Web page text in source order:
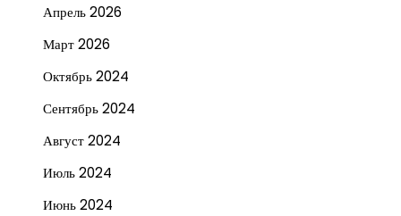
Апрель 2026
Март 2026
Октябрь 2024
Сентябрь 2024
Август 2024
Июль 2024
Июнь 2024